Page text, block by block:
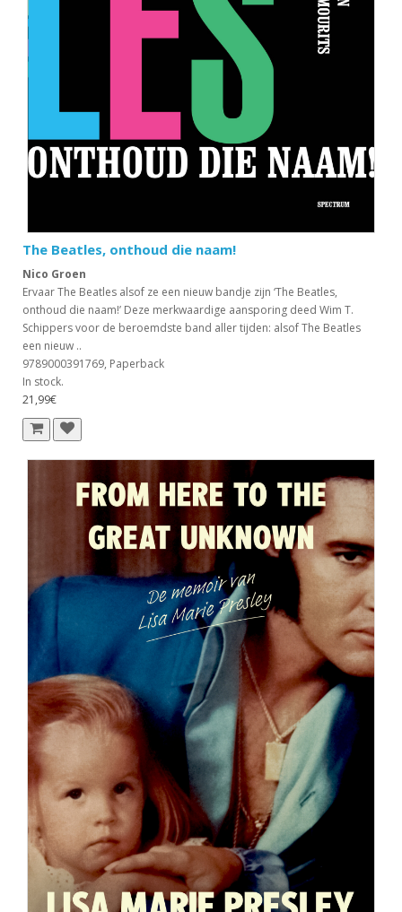
The Beatles, onthoud die naam!
Nico Groen
Ervaar The Beatles alsof ze een nieuw bandje zijn ‘The Beatles,
onthoud die naam!’ Deze merkwaardige aansporing deed Wim T.
Schippers voor de beroemdste band aller tijden: alsof The Beatles
een nieuw ..
9789000391769, Paperback
In stock.
21,99€